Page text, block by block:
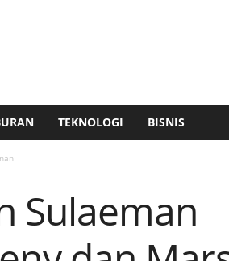
TEKNOLOGI BISNIS
Sulaeman